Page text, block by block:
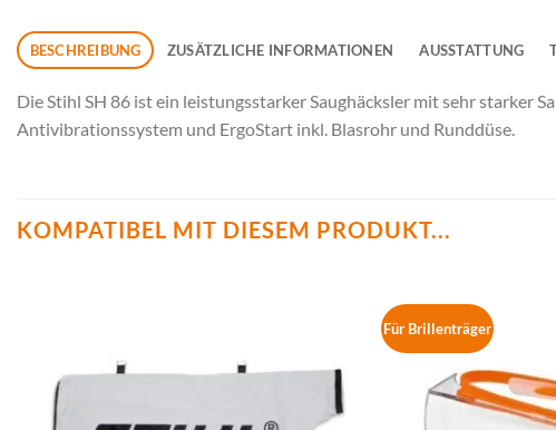
BESCHREIBUNG ZUSÄTZLICHE INFORMATIONEN AUSSTATTUNG
Die Stihl SH 86 ist ein leistungsstarker Saughäcksler mit sehr starker
Antivibrationssystem und ErgoStart inkl. Blasrohr und Runddüse.
KOMPATIBEL MIT DIESEM PRODUKT...
Für Brillenträger